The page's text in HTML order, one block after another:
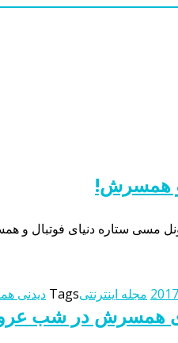
همسرش!
ستاره دنیای فوتبال و
مجله اینترنتیTags دیدنی
همسرش در شب